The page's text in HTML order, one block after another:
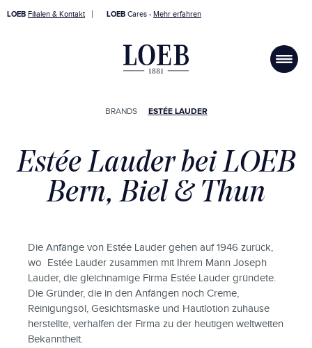
LOEB Filialen & Kontakt LOEB Cares - Mehr erfahren
BRANDS ESTÉE LAUDER
Estée Lauder bei LOEB
Bern, Biel & Thun
Die Anfänge von Estée Lauder gehen auf 1946 zurück,
wo Estée Lauder zusammen mit Ihrem Mann Joseph
Lauder, die gleichnamige Firma Estée Lauder gründete.
Die Gründer, die in den Anfängen noch Creme,
Reinigungsöl, Gesichtsmaske und Hautlotion zuhause
herstellte, verhalfen der Firma zu der heutigen weltweiten
Bekanntheit.